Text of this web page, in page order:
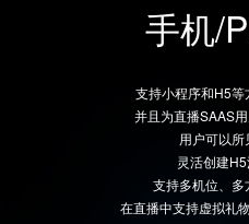
手机/
支持小程序和H5等
并且为直播SAAS用
用户可以所
灵活创建H5
支持多机位、多
在直播中支持虚拟礼